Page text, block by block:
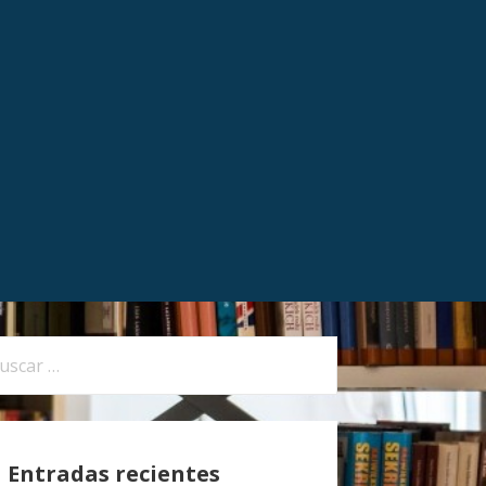
Entradas recientes